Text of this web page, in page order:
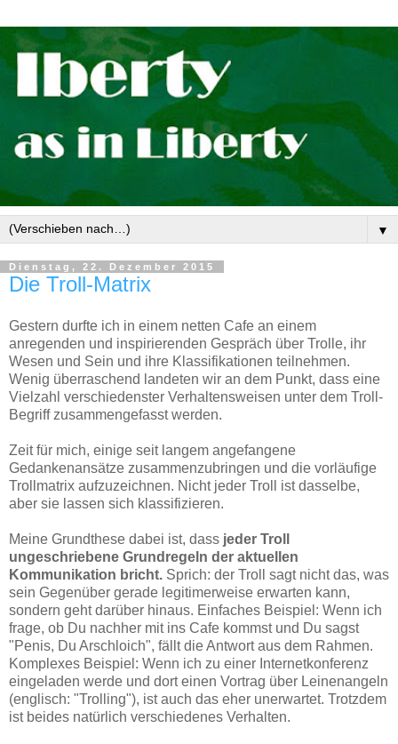
▼
Dienstag, 22. Dezember 2015
Die Troll-Matrix
Gestern durfte ich in einem netten Cafe an einem
anregenden und inspirierenden Gespräch über Trolle, ihr
Wesen und Sein und ihre Klassifikationen teilnehmen.
Wenig überraschend landeten wir an dem Punkt, dass eine
Vielzahl verschiedenster Verhaltensweisen unter dem Troll-
Begriff zusammengefasst werden.
Zeit für mich, einige seit langem angefangene
Gedankenansätze zusammenzubringen und die vorläufige
Trollmatrix aufzuzeichnen. Nicht jeder Troll ist dasselbe,
aber sie lassen sich klassifizieren.
Meine Grundthese dabei ist, dass jeder Troll
ungeschriebene Grundregeln der aktuellen
Kommunikation bricht. Sprich: der Troll sagt nicht das, was
sein Gegenüber gerade legitimerweise erwarten kann,
sondern geht darüber hinaus. Einfaches Beispiel: Wenn ich
frage, ob Du nachher mit ins Cafe kommst und Du sagst
"Penis, Du Arschloich", fällt die Antwort aus dem Rahmen.
Komplexes Beispiel: Wenn ich zu einer Internetkonferenz
eingeladen werde und dort einen Vortrag über Leinenangeln
(englisch: "Trolling"), ist auch das eher unerwartet. Trotzdem
ist beides natürlich verschiedenes Verhalten.